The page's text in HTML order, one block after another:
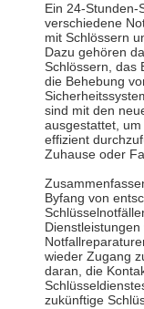
Ein 24-Stunden-
verschiedene
mit Schlössern
Dazu gehören
Schlössern, das
die Behebung
sind mit den
ausgestattet,
effizient
Zuhause oder
Byfang von
wieder Zugang
daran, die
zukünftige